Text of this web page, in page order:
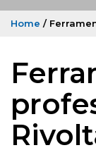
Home /